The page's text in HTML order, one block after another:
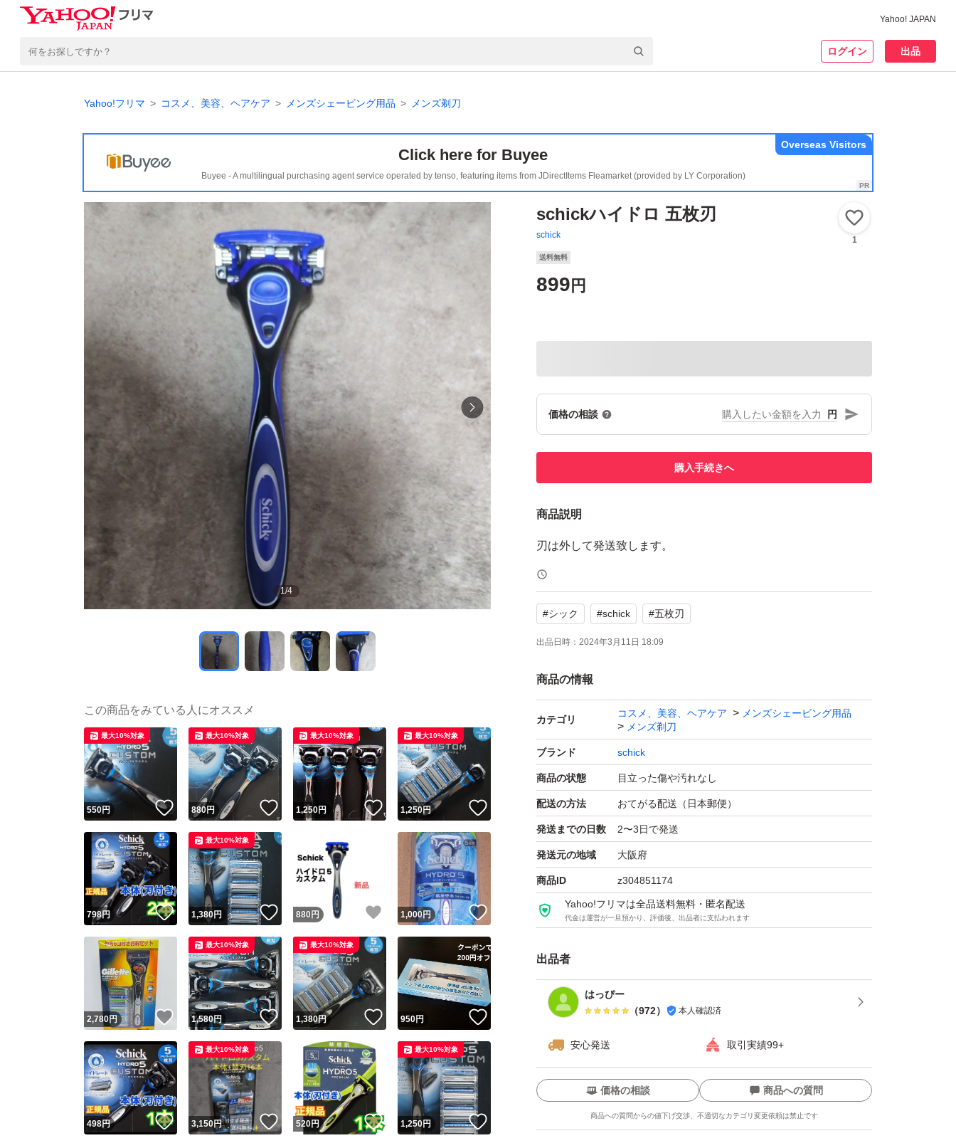
Yahoo! JAPAN
ログイン 出品
Yahoo!フリマ コスメ、美容、ヘアケア メンズシェービング用品 メンズ剃刀
Click here for Buyee
Buyee - A multilingual purchasing agent service operated by tenso, featuring items from JDirectItems Fleamarket (provided by LY Corporation)
Overseas Visitors
1/4
schickハイドロ 五枚刃
schick 1
送料無料
899 円
価格の相談 円
購入手続きへ
商品説明
刃は外して発送致します。
#シック #schick #五枚刃
出品日時： 2024年3月11日 18:09
商品の情報
カテゴリ
コスメ、美容、ヘアケア
メンズシェービング用品
メンズ剃刀
ブランド schick
商品の状態 目立った傷や汚れなし
配送の方法 おてがる配送（日本郵便）
発送までの日数 2〜3日で発送
発送元の地域 大阪府
商品ID z304851174
Yahoo!フリマは全品送料無料・匿名配送
代金は運営が一旦預かり、評価後、出品者に支払われます
出品者
はっぴー
（972） 本人確認済
安心発送 取引実績99+
価格の相談 商品への質問
商品への質問からの値下げ交渉、不適切なカテゴリ変更依頼は禁止です
この商品をみている人にオススメ
550円 いいね！
最大10%対象
880円 いいね！
最大10%対象
1,250円 いいね！
最大10%対象
1,250円
最大10%対象
798円 いいね！
1,380円 いいね！
最大10%対象
880 円 いいね！
1,000円
2,780円 いいね！
1,580円 いいね！
最大10%対象
1,380円 いいね！
最大10%対象
950円
498円 いいね！
3,150円 いいね！
最大10%対象
520円 いいね！
1,250円
最大10%対象